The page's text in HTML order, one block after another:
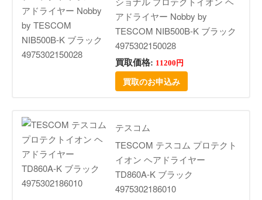
アドライヤー Nobby by
TESCOM NIB500B-K ブラック
4975302150028
買取価格: 11200円
買取のお申込み
テスコム
TESCOM テスコム プロテクト
イオン ヘアドライヤー
TD860A-K ブラック
4975302186010